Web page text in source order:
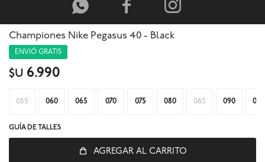
Championes Nike Pegasus 40 - Black
ENVIÓ GRATIS
$U 6.990
055 060 065 070 075 080 085 090 095
GUÍA DE TALLES
AGREGAR AL CARRITO
  